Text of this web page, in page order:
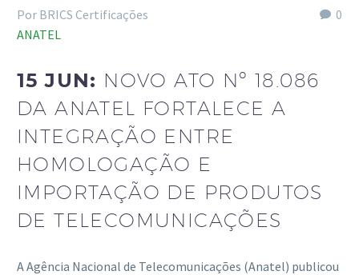
0
Por BRICS Certificações
ANATEL
15 JUN: NOVO ATO Nº 18.086
DA ANATEL FORTALECE A
INTEGRAÇÃO ENTRE
HOMOLOGAÇÃO E
IMPORTAÇÃO DE PRODUTOS
DE TELECOMUNICAÇÕES
A Agência Nacional de Telecomunicações (Anatel) publicou